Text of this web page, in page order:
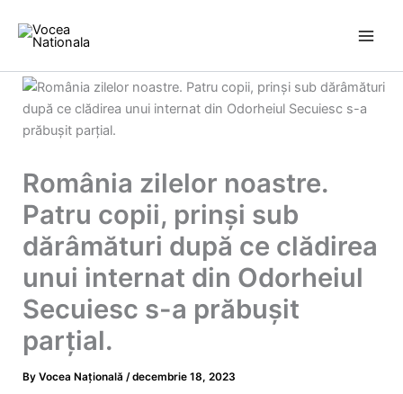
content
România zilelor noastre.
Patru copii, prinși sub
dărâmături după ce clădirea
unui internat din Odorheiul
Secuiesc s-a prăbușit
parțial.
By Vocea Națională /decembrie 18, 2023